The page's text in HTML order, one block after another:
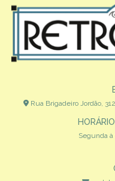
Rua Brigadeiro Jordão,
Segunda